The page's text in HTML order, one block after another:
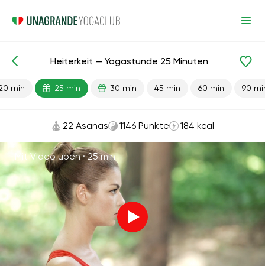
Fertige Lektionen Energie
Heiterkeit — Yogastunde 25 Minuten
min 25 min 30 min 45 min 60 min 90
22 Asanas 1146 Punkte 184 kcal
Mit Video üben ·25 min